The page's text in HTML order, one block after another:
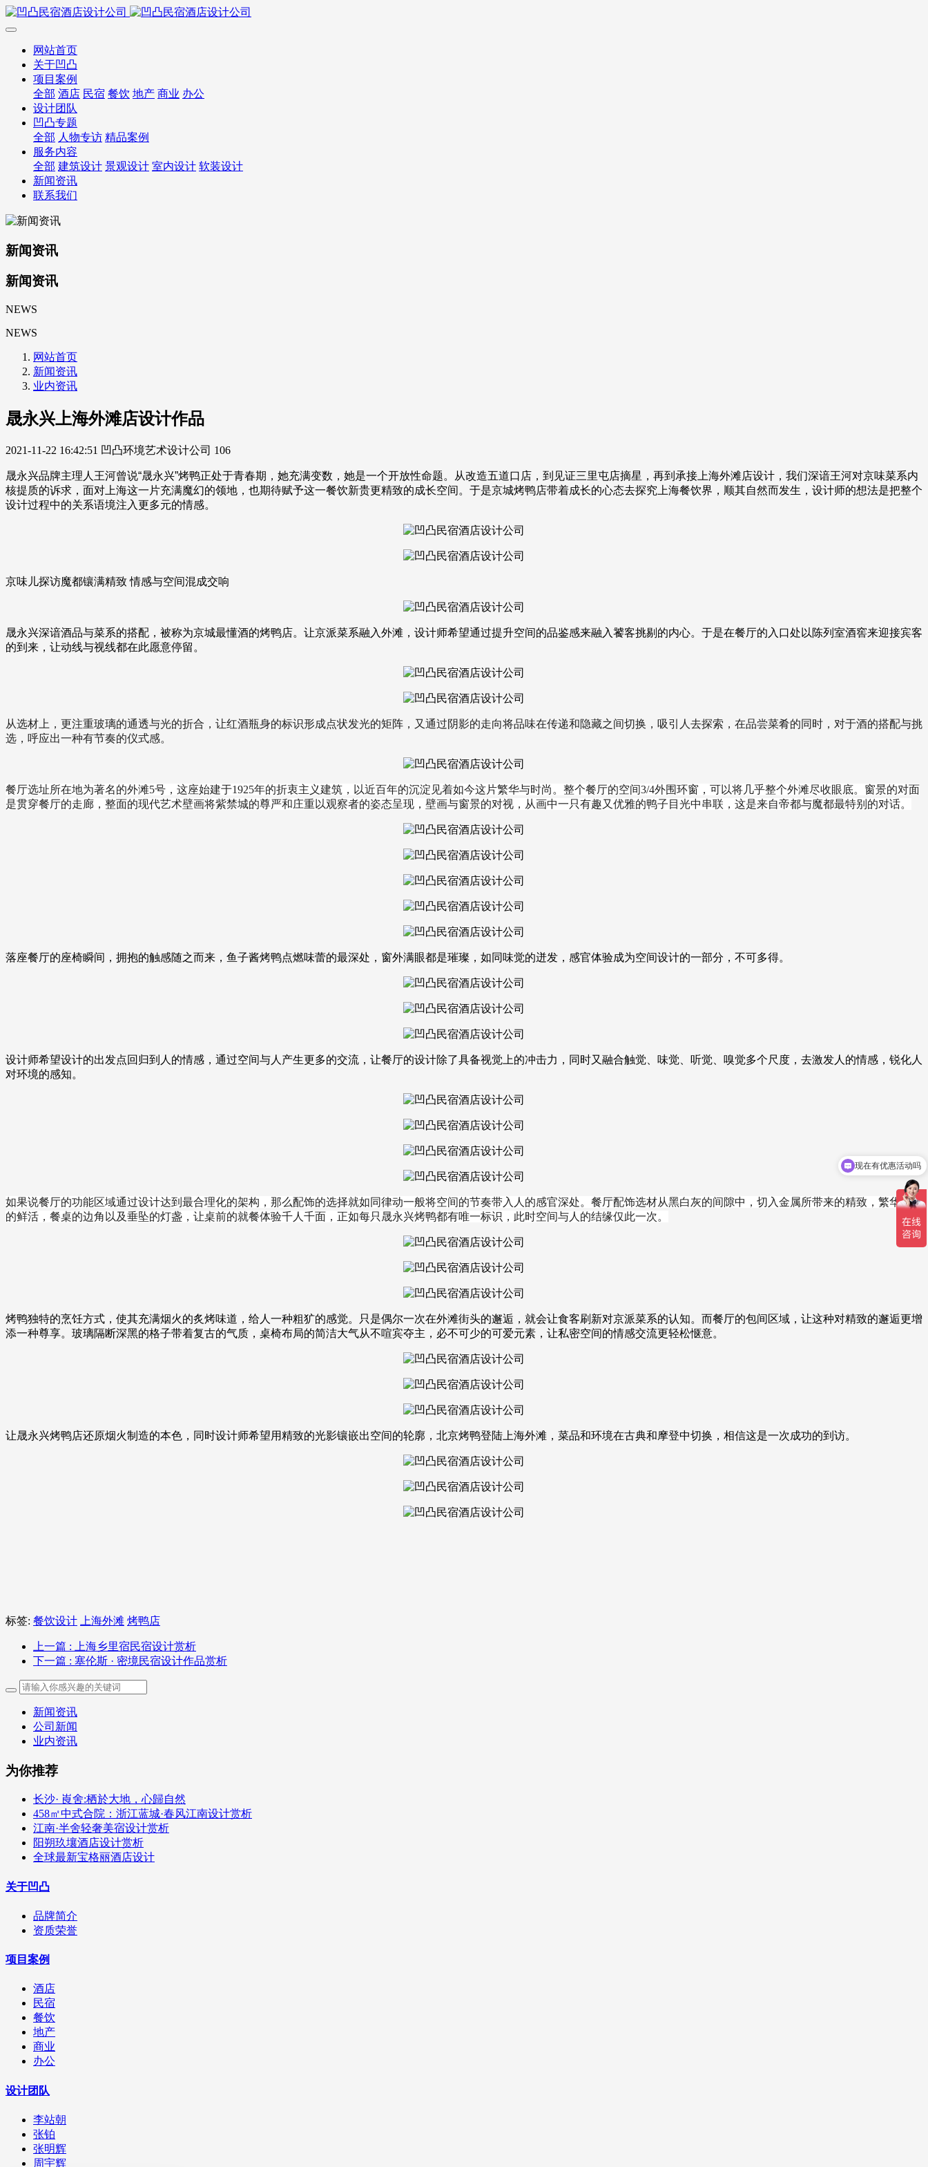
网站首页
关于凹凸
项目案例
全部 酒店 民宿 餐饮 地产 商业 办公
设计团队
凹凸专题
全部 人物专访 精品案例
服务内容
全部 建筑设计 景观设计 室内设计 软装设计
新闻资讯
联系我们
新闻资讯
新闻资讯
NEWS
NEWS
网站首页
新闻资讯
业内资讯
晟永兴上海外滩店设计作品
2021-11-22 16:42:51 凹凸环境艺术设计公司 106
晟永兴品牌主理人王河曾说“晟永兴”烤鸭正处于青春期，她充满变数，她是一个开放性命题。从改造五道口店，到见证三里屯店摘星，再到承接上海外滩店设计，我们深谙王河对京味菜系内
核提质的诉求，面对上海这一片充满魔幻的领地，也期待赋予这一餐饮新贵更精致的成长空间。于是京城烤鸭店带着成长的心态去探究上海餐饮界，顺其自然而发生，设计师的想法是把整个
设计过程中的关系语境注入更多元的情感。
京味儿探访魔都镶满精致 情感与空间混成交响
晟永兴深谙酒品与菜系的搭配，被称为京城最懂酒的烤鸭店。让京派菜系融入外滩，设计师希望通过提升空间的品鉴感来融入饕客挑剔的内心。于是在餐厅的入口处以陈列室酒窖来迎接宾客
的到来，让动线与视线都在此愿意停留。
从选材上，更注重玻璃的通透与光的折合，让红酒瓶身的标识形成点状发光的矩阵，又通过阴影的走向将品味在传递和隐藏之间切换，吸引人去探索，在品尝菜肴的同时，对于酒的搭配与挑
选，呼应出一种有节奏的仪式感。
餐厅选址所在地为著名的外滩5号，这座始建于1925年的折衷主义建筑，以近百年的沉淀见着如今这片繁华与时尚。整个餐厅的空间3/4外围环窗，可以将几乎整个外滩尽收眼底。 窗景的对面
是贯穿餐厅的走廊，整面的现代艺术壁画将紫禁城的尊严和庄重以观察者的姿态呈现，壁画与窗景的对视，从画中一只有趣又优雅的鸭子目光中串联，这是来自帝都与魔都最特别的对话。
落座餐厅的座椅瞬间，拥抱的触感随之而来，鱼子酱烤鸭点燃味蕾的最深处，窗外满眼都是璀璨，如同味觉的迸发，感官体验成为空间设计的一部分，不可多得。
设计师希望设计的出发点回归到人的情感，通过空间与人产生更多的交流，让餐厅的设计除了具备视觉上的冲击力，同时又融合触觉、味觉、听觉、嗅觉多个尺度，去激发人的情感，锐化人
对环境的感知。
如果说餐厅的功能区域通过设计达到最合理化的架构，那么配饰的选择就如同律动一般将空间的节奏带入人的感官深处。 餐厅配饰选材从黑白灰的间隙中，切入金属所带来的精致，繁华似火
的鲜活，餐桌的边角以及垂坠的灯盏，让桌前的就餐体验千人千面，正如每只晟永兴烤鸭都有唯一标识，此时空间与人的结缘仅此一次。
烤鸭独特的烹饪方式，使其充满烟火的炙烤味道，给人一种粗犷的感觉。只是偶尔一次在外滩街头的邂逅，就会让食客刷新对京派菜系的认知。而餐厅的包间区域，让这种对精致的邂逅更增
添一种尊享。玻璃隔断深黑的格子带着复古的气质，桌椅布局的简洁大气从不喧宾夺主，必不可少的可爱元素，让私密空间的情感交流更轻松惬意。
让晟永兴烤鸭店还原烟火制造的本色，同时设计师希望用精致的光影镶嵌出空间的轮廓，北京烤鸭登陆上海外滩，菜品和环境在古典和摩登中切换，相信这是一次成功的到访。
标签: 餐饮设计 上海外滩 烤鸭店
上一篇 : 上海乡里宿民宿设计赏析
下一篇 : 塞伦斯 · 密境民宿设计作品赏析
新闻资讯
公司新闻
业内资讯
为你推荐
长沙· 崀舍:栖於大地，心歸自然
458㎡中式合院：浙江蓝城·春风江南设计赏析
江南·半舍轻奢美宿设计赏析
阳朔玖壤酒店设计赏析
全球最新宝格丽酒店设计
关于凹凸
品牌简介
资质荣誉
项目案例
酒店
民宿
餐饮
地产
商业
办公
设计团队
李站朝
张铂
张明辉
周宇辉
现在有优惠活动吗